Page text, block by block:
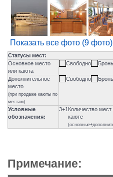
Показать все фото (9 фото)
Примечание: